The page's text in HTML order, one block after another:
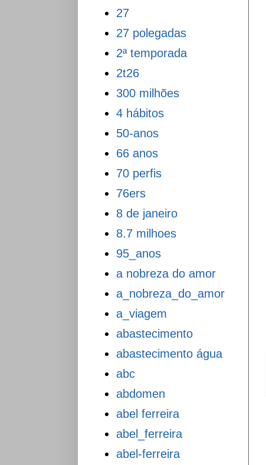
27
27 polegadas
2ª temporada
2t26
300 milhões
4 hábitos
50-anos
66 anos
70 perfis
76ers
8 de janeiro
8.7 milhoes
95_anos
a nobreza do amor
a_nobreza_do_amor
a_viagem
abastecimento
abastecimento água
abc
abdomen
abel ferreira
abel_ferreira
abel-ferreira